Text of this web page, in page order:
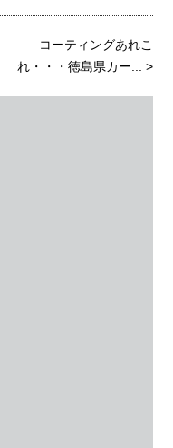
コーティングあれこ
れ・・・徳島県カー...
>